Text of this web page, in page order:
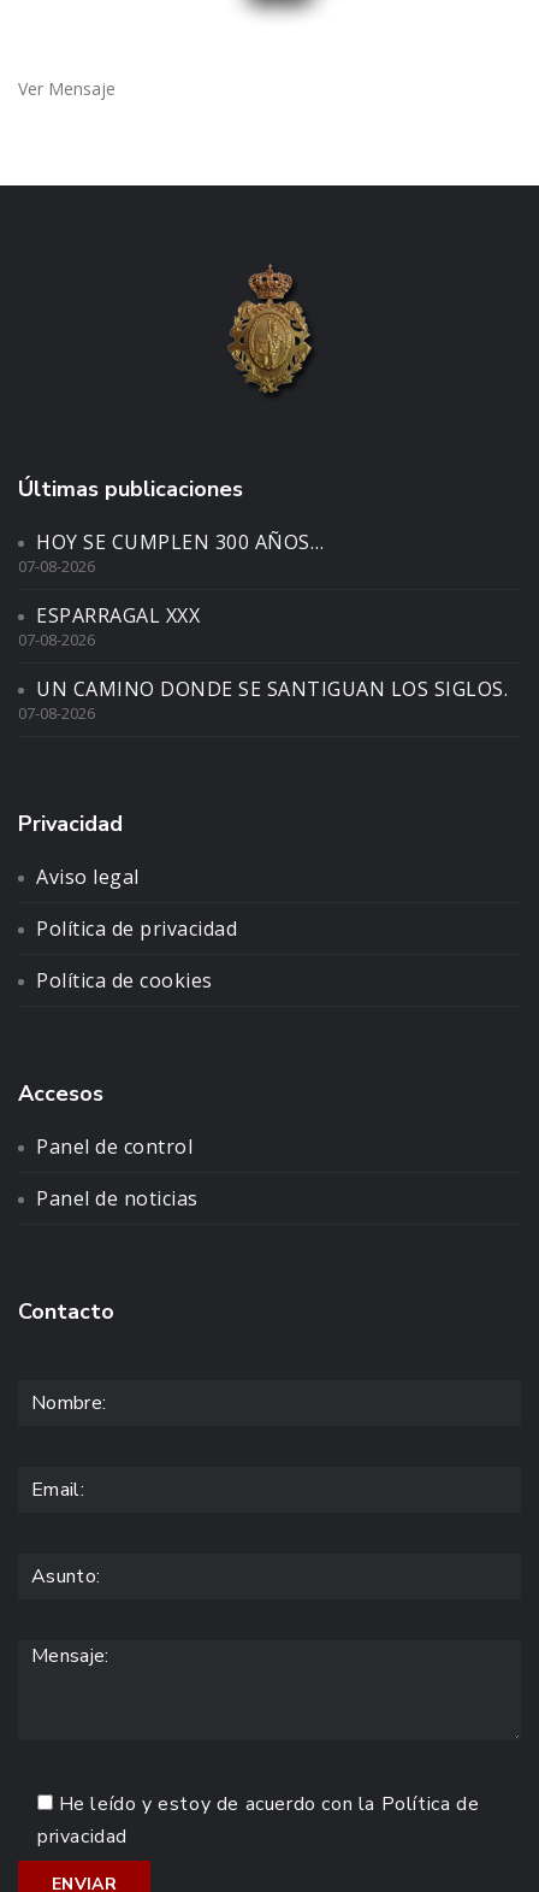
Ver Mensaje
Últimas publicaciones
HOY SE CUMPLEN 300 AÑOS…
07-08-2026
ESPARRAGAL XXX
07-08-2026
UN CAMINO DONDE SE SANTIGUAN LOS SIGLOS.
07-08-2026
Privacidad
Aviso legal
Política de privacidad
Política de cookies
Accesos
Panel de control
Panel de noticias
Contacto
He leído y estoy de acuerdo con la Política de
privacidad